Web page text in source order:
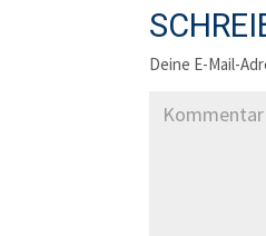
Deine E-Mail-